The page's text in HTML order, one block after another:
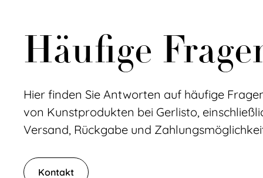
Häufige
Hier finden Sie Antworten auf häufige
von Kunstprodukten bei Gerlisto,
Versand, Rückgabe und
Kontakt